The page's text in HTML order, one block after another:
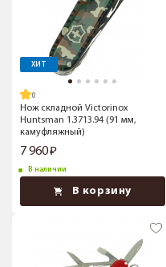
ХИТ
Нож складной Victorinox
Huntsman 1.3713.94 (91 мм,
камуфляжный)
7 960
В наличии
В корзину